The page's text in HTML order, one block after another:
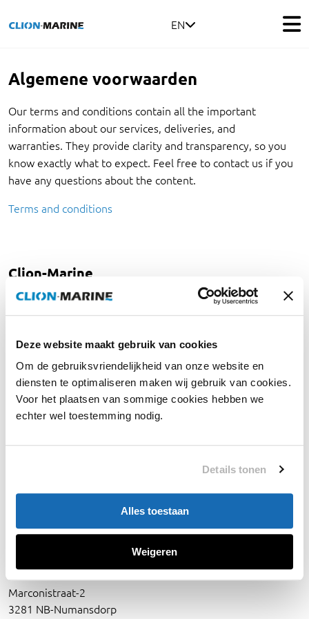
Deze website maakt gebruik van cookies
Om de gebruiksvriendelijkheid van onze website en
diensten te optimaliseren maken wij gebruik van cookies.
Voor het plaatsen van sommige cookies hebben we
echter wel toestemming nodig.
Details tonen
Alles toestaan
Weigeren
EN
Algemene voorwaarden
Our terms and conditions contain all the important
information about our services, deliveries, and
warranties. They provide clarity and transparency, so you
know exactly what to expect. Feel free to contact us if you
have any questions about the content.
Terms and conditions
Clion-Marine
Over Clion-Marine
Our Projects
Vacancies
Applications
Yachts
Heating
Fresh-air
Address
Marconistraat-2
3281 NB-Numansdorp